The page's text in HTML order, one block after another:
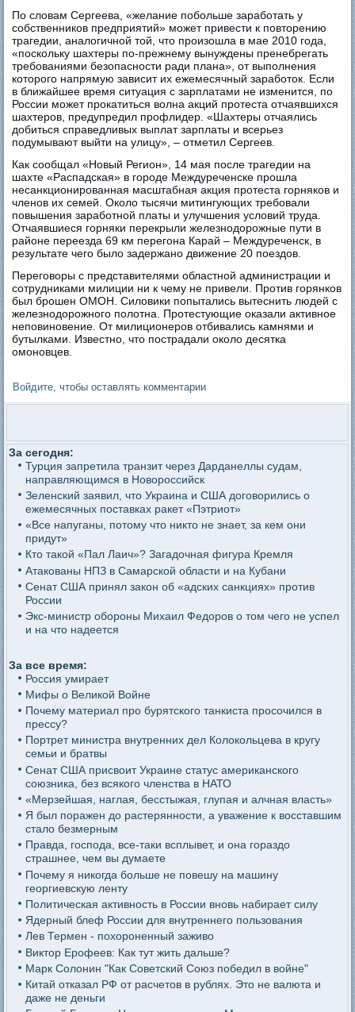
По словам Сергеева, «желание побольше заработать у
собственников предприятий» может привести к повторению
трагедии, аналогичной той, что произошла в мае 2010 года,
«поскольку шахтеры по-прежнему вынуждены пренебрегать
требованиями безопасности ради плана», от выполнения
которого напрямую зависит их ежемесячный заработок. Если
в ближайшее время ситуация с зарплатами не изменится, по
России может прокатиться волна акций протеста отчаявшихся
шахтеров, предупредил профлидер. «Шахтеры отчаялись
добиться справедливых выплат зарплаты и всерьез
подумывают выйти на улицу», – отметил Сергеев.
Как сообщал «Новый Регион», 14 мая после трагедии на
шахте «Распадская» в городе Междуреченске прошла
несанкционированная масштабная акция протеста горняков и
членов их семей. Около тысячи митингующих требовали
повышения заработной платы и улучшения условий труда.
Отчаявшиеся горняки перекрыли железнодорожные пути в
районе переезда 69 км перегона Карай – Междуреченск, в
результате чего было задержано движение 20 поездов.
Переговоры с представителями областной администрации и
сотрудниками милиции ни к чему не привели. Против горянков
был брошен ОМОН. Силовики попытались вытеснить людей с
железнодорожного полотна. Протестующие оказали активное
неповиновение. От милиционеров отбивались камнями и
бутылками. Известно, что пострадали около десятка
омоновцев.
Войдите , чтобы оставлять комментарии
За сегодня:
Турция запретила транзит через Дарданеллы судам,
направляющимся в Новороссийск
Зеленский заявил, что Украина и США договорились о
ежемесячных поставках ракет «Пэтриот»
«Все напуганы, потому что никто не знает, за кем они
придут»
Кто такой «Пал Лаич»? Загадочная фигура Кремля
Атакованы НПЗ в Самарской области и на Кубани
Сенат США принял закон об «адских санкциях» против
России
Экс-министр обороны Михаил Федоров о том чего не успел
и на что надеется
За все время:
Россия умирает
Мифы о Великой Войне
Почему материал про бурятского танкиста просочился в
прессу?
Портрет министра внутренних дел Колокольцева в кругу
семьи и братвы
Сенат США присвоит Украине статус американского
союзника, без всякого членства в НАТО
«Мерзейшая, наглая, бесстыжая, глупая и алчная власть»
Я был поражен до растерянности, а уважение к восставшим
стало безмерным
Правда, господа, все-таки всплывет, и она гораздо
страшнее, чем вы думаете
Почему я никогда больше не повешу на машину
георгиевскую ленту
Политическая активность в России вновь набирает силу
Ядерный блеф России для внутреннего пользования
Лев Термен - похороненный заживо
Виктор Ерофеев: Как тут жить дальше?
Марк Солонин "Как Советский Союз победил в войне"
Китай отказал РФ от расчетов в рублях. Это не валюта и
даже не деньги